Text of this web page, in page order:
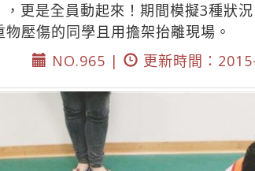
更是全員動起來！期間模擬3種狀
壓傷的同學且用擔架抬離現場。
NO.965 |
更新時間：